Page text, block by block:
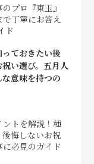
プロ『東玉』
丁寧にお答え
ド
ておきたい後
い選び。五月人
意味を持つの
トを解説！種
悔しないお祝
必見のガイド